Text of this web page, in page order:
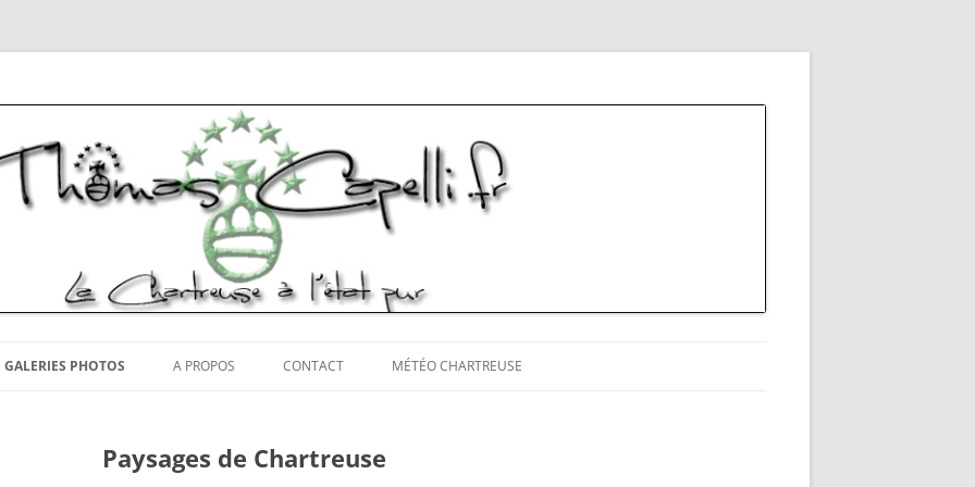
Chartreuse
GALERIES PHOTOS A PROPOS CONTACT MÉTÉO CHARTREUSE
Paysages de Chartreuse